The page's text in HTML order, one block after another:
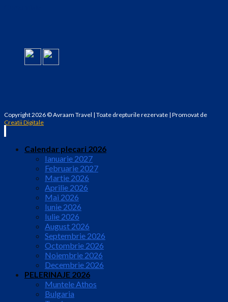
Copyright 2026 © Avraam Travel | Toate drepturile rezervate | Promovat de
Creatii Digitale
Calendar plecari 2026
Ianuarie 2027
Februarie 2027
Martie 2026
Aprilie 2026
Mai 2026
Iunie 2026
Iulie 2026
August 2026
Septembrie 2026
Octombrie 2026
Noiembrie 2026
Decembrie 2026
PELERINAJE 2026
Muntele Athos
Bulgaria